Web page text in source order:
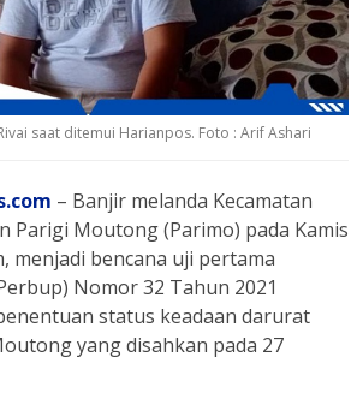
saat ditemui Harianpos. Foto : Arif Ashari
– Banjir melanda Kecamatan
Parigi Moutong (Parimo) pada Kamis
menjadi bencana uji pertama
Nomor 32 Tahun 2021
status keadaan darurat
yang disahkan pada 27